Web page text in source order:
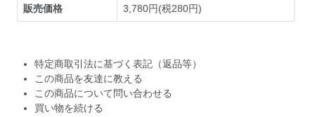
販売価格 3,780円(税280円)
特定商取引法に基づく表記（返品等）
この商品を友達に教える
この商品について問い合わせる
買い物を続ける